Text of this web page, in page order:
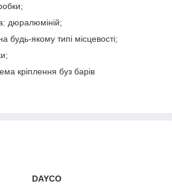
дюралюміній;
будь-якому типі місцевості;
кріплення буз барів
DAYCO